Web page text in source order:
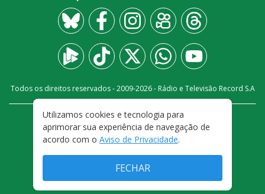
Todos os direitos reservados - 2009-2026- Rádio e Televisão Record S.A
FALE CONOSCO
PRIVACIDADE
TERMOS E CONDIÇÕES DE USO
Utilizamos cookies e tecnologia para
aprimorar sua experiência de navegação de
acordo com o Aviso de Privacidade.
FECHAR